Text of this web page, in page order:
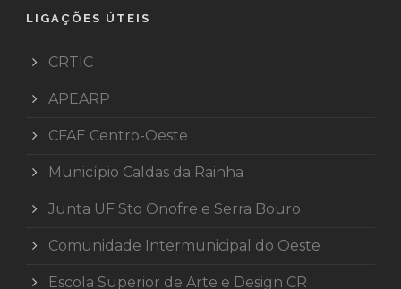
LIGAÇÕES ÚTEIS
CRTIC
APEARP
CFAE Centro-Oeste
Município Caldas da Rainha
Junta UF Sto Onofre e Serra Bouro
Comunidade Intermunicipal do Oeste
Escola Superior de Arte e Design CR